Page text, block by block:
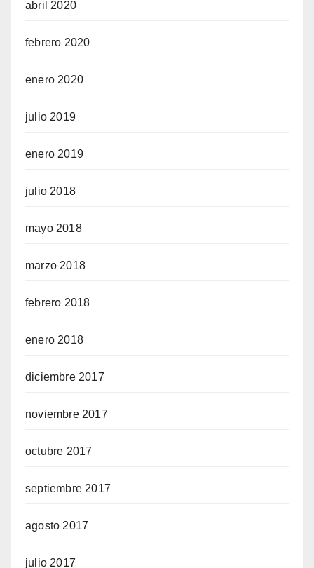
abril 2020
febrero 2020
enero 2020
julio 2019
enero 2019
julio 2018
mayo 2018
marzo 2018
febrero 2018
enero 2018
diciembre 2017
noviembre 2017
octubre 2017
septiembre 2017
agosto 2017
julio 2017